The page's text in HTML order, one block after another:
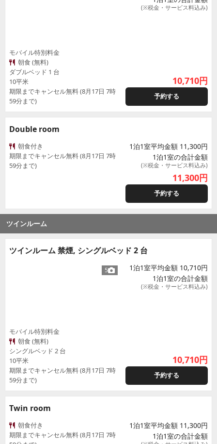
モバイル特別料金
朝食 (無料)
ダブルベッド 1 台
10平米
期限までキャンセル無料 (8月17日 7時
59分まで)
(※税金・サービス料込み)
10,710円
予約する
Double room
朝食付き
期限までキャンセル無料 (8月17日 7時
59分まで)
1泊1室平均金額 11,300円
1泊1室の合計金額
(※税金・サービス料込み)
11,300円
予約する
ツインルーム
ツインルーム 禁煙, シングルベッド 2 台
5
モバイル特別料金
朝食 (無料)
シングルベッド 2 台
10平米
期限までキャンセル無料 (8月17日 7時
59分まで)
1泊1室平均金額 10,710円
1泊1室の合計金額
(※税金・サービス料込み)
10,710円
予約する
Twin room
朝食付き
期限までキャンセル無料 (8月17日 7時
1泊1室平均金額 11,300円
1泊1室の合計金額